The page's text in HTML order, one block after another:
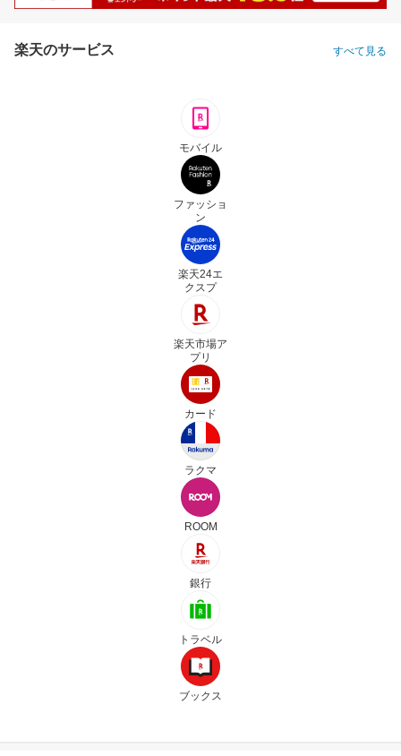
楽天のサービス すべて見る
モバイル
ファッショ
ン
楽天24エ
クスプ
楽天市場ア
プリ
カード
ラクマ
ROOM
銀行
トラベル
ブックス